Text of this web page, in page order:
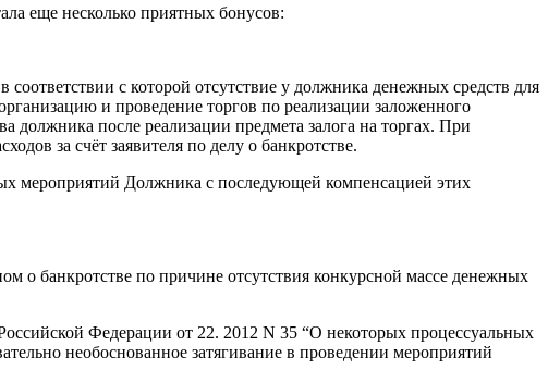
еще несколько приятных бонусов:
с которой отсутствие у должника денежных средств для
и проведение торгов по реализации заложенного
после реализации предмета залога на торгах. При
за счёт заявителя по делу о банкротстве.
мероприятий Должника с последующей компенсацией этих
о банкротстве по причине отсутствия конкурсной массе денежных
Федерации от 22. 2012 N 35 “О некоторых процессуальных
необоснованное затягивание в проведении мероприятий